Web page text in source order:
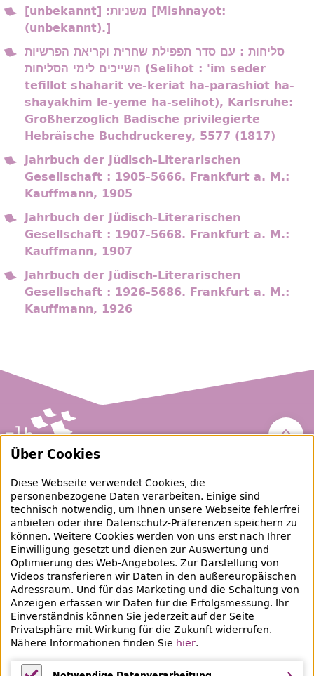
[unbekannt] :משניות [Mishnayot:
(unbekannt).]
סליחות : עם סדר תפפילת שחרית וקריאת הפרשיות
השייכים לימי הסליחות (Selihot : 'im seder
tefillot shaharit ve-keriat ha-parashiot ha-
shayakhim le-yeme ha-selihot), Karlsruhe:
Großherzoglich Badische privilegierte
Hebräische Buchdruckerey, 5577 (1817)
Jahrbuch der Jüdisch-Literarischen
Gesellschaft : 1905-5666. Frankfurt a. M.:
Kauffmann, 1905
Jahrbuch der Jüdisch-Literarischen
Gesellschaft : 1907-5668. Frankfurt a. M.:
Kauffmann, 1907
Jahrbuch der Jüdisch-Literarischen
Gesellschaft : 1926-5686. Frankfurt a. M.:
Kauffmann, 1926
Zentral- und Landesbibliothek Berlin
raubgut@zlb.de
+49 30 90226-733
Social-Media Kanäle der ZLB
Facebook Mastodon Instagram
Bereich Provenienzforschung
Breite Straße 30-36
10178 Berlin
Über Cookies
Diese Webseite verwendet Cookies, die
personenbezogene Daten verarbeiten. Einige sind
technisch notwendig, um Ihnen unsere Webseite fehlerfrei
anbieten oder ihre Datenschutz-Präferenzen speichern zu
können. Weitere Cookies werden von uns erst nach Ihrer
Einwilligung gesetzt und dienen zur Auswertung und
Optimierung des Web-Angebotes. Zur Darstellung von
Videos transferieren wir Daten in den außereuropäischen
Adressraum. Und für das Marketing und die Schaltung von
Anzeigen erfassen wir Daten für die Erfolgsmessung. Ihr
Einverständnis können Sie jederzeit auf der Seite
Privatsphäre mit Wirkung für die Zukunft widerrufen.
Nähere Informationen finden Sie hier.